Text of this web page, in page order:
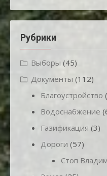
Рубрики
Выборы (45)
Документы (112)
Благоустройство
Водоснабжение
Газификация (3)
Дороги (57)
Стоп